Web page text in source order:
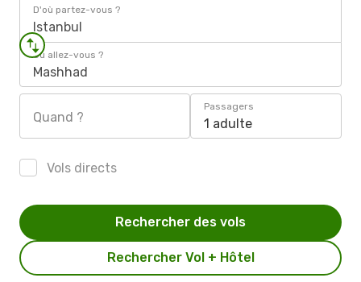
D'où partez-vous ?
Istanbul
Où allez-vous ?
Mashhad
Quand ?
Passagers
1 adulte
Vols directs
Rechercher Vol + Hôtel
Rechercher des vols